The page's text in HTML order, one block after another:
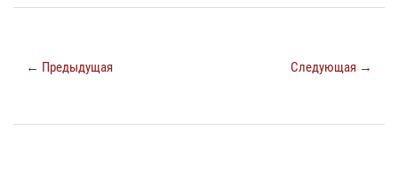
← Предыдущая Следующая →